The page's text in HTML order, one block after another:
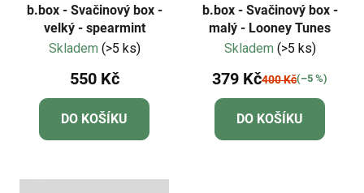
b.box - Svačinový box -
velký - spearmint
Skladem (>5 ks)
550 Kč
DO KOŠÍKU
b.box - Svačinový box -
malý - Looney Tunes
Skladem (>5 ks)
379 Kč400 Kč(–5 %)
DO KOŠÍKU